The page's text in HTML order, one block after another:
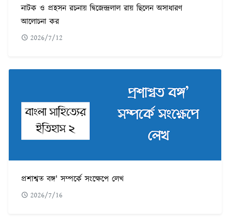
নাটক ও প্রহসন রচনায় দ্বিজেন্দ্রলাল রায় ছিলেন অসাধারণ
আলোচনা কর
2026/7/12
প্রশাশ্বত বঙ্গ' সম্পর্কে সংক্ষেপে লেখ
2026/7/16